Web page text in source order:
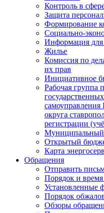
Контроль в
Защита
Формирование
Социально-
Информация
Жилье
Комиссия по
их прав
Инициативное
Рабочая группа
округа
регистрации
Муниципальный
Открытый
Карта
Обращения
Отправить
Порядок и
Установленные
Порядок
Обзоры